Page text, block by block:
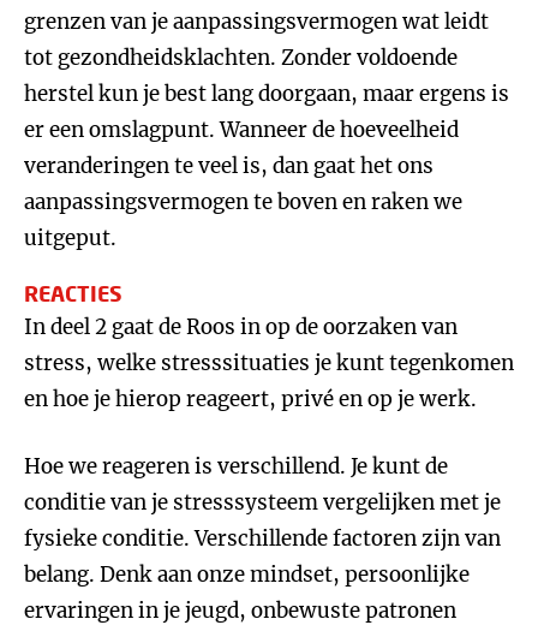
grenzen van je aanpassingsvermogen wat leidt
tot gezondheidsklachten. Zonder voldoende
herstel kun je best lang doorgaan, maar ergens is
er een omslagpunt. Wanneer de hoeveelheid
veranderingen te veel is, dan gaat het ons
aanpassingsvermogen te boven en raken we
uitgeput.
REACTIES
In deel 2 gaat de Roos in op de oorzaken van
stress, welke stresssituaties je kunt tegenkomen
en hoe je hierop reageert, privé en op je werk.
Hoe we reageren is verschillend. Je kunt de
conditie van je stresssysteem vergelijken met je
fysieke conditie. Verschillende factoren zijn van
belang. Denk aan onze mindset, persoonlijke
ervaringen in je jeugd, onbewuste patronen